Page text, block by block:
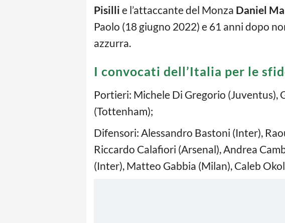
Pisilli e l’attaccante del Monza Daniel
Paolo (18 giugno 2022) e 61 anni dopo
azzurra.
I convocati dell’Italia per le
Portieri: Michele Di Gregorio (Juventus),
(Tottenham);
Difensori: Alessandro Bastoni (Inter),
Riccardo Calafiori (Arsenal), Andrea
(Inter), Matteo Gabbia (Milan), Caleb